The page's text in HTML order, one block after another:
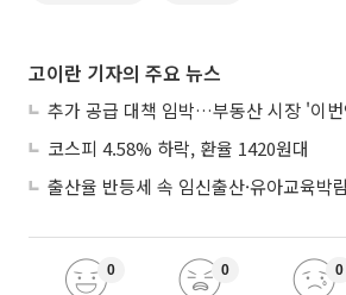
고이란 기자의 주요 뉴스
추가 공급 대책 임박…부동산 시장 '이
코스피 4.58% 하락, 환율 1420원대
출산율 반등세 속 임신출산·유아교육박
0 0 0